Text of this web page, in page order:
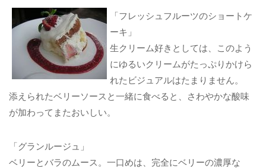
「フレッシュフルーツのショートケ
ーキ」
生クリーム好きとしては、このよう
にゆるいクリームがたっぷりかけら
れたビジュアルはたまりません。
添えられたベリーソースと一緒に食べると、さわやかな酸味
が加わってまたおいしい。
「グランルージュ」
ベリーとバラのムース。一口めは、完全にベリーの濃厚な